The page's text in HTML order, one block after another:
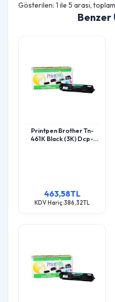
Gösterilen: 1 ile 5 arası,
Benzer
Printpen Brother Tn-
461K Black (3K) Dcp-
463,58TL
KDV Hariç:386,32TL